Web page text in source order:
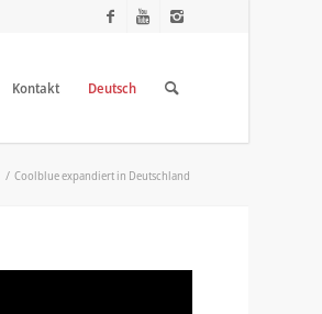
Kontakt Deutsch
/ Coolblue expandiert in Deutschland